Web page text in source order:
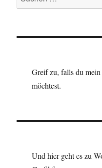
nach:
Greif zu, falls du
möchtest.
Und hier geht es zu